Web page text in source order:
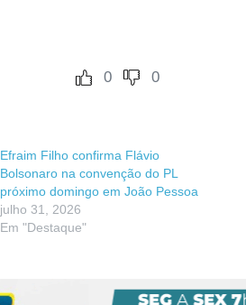
0 0
Efraim Filho confirma Flávio
Bolsonaro na convenção do PL
próximo domingo em João Pessoa
julho 31, 2026
Em "Destaque"